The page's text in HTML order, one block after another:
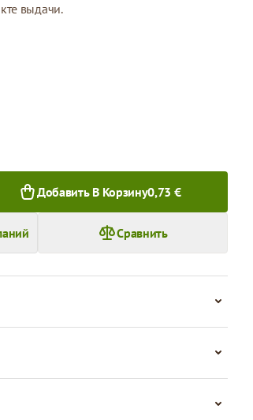
выдачи.
Добавить В Корзину0,73 €
Сравнить